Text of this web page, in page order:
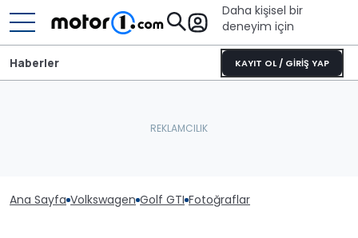
Daha kişisel bir
deneyim için
KAYIT OL / GİRİŞ YAP
Haberler
Ana Sayfa Volkswagen Golf GTI Fotoğraflar